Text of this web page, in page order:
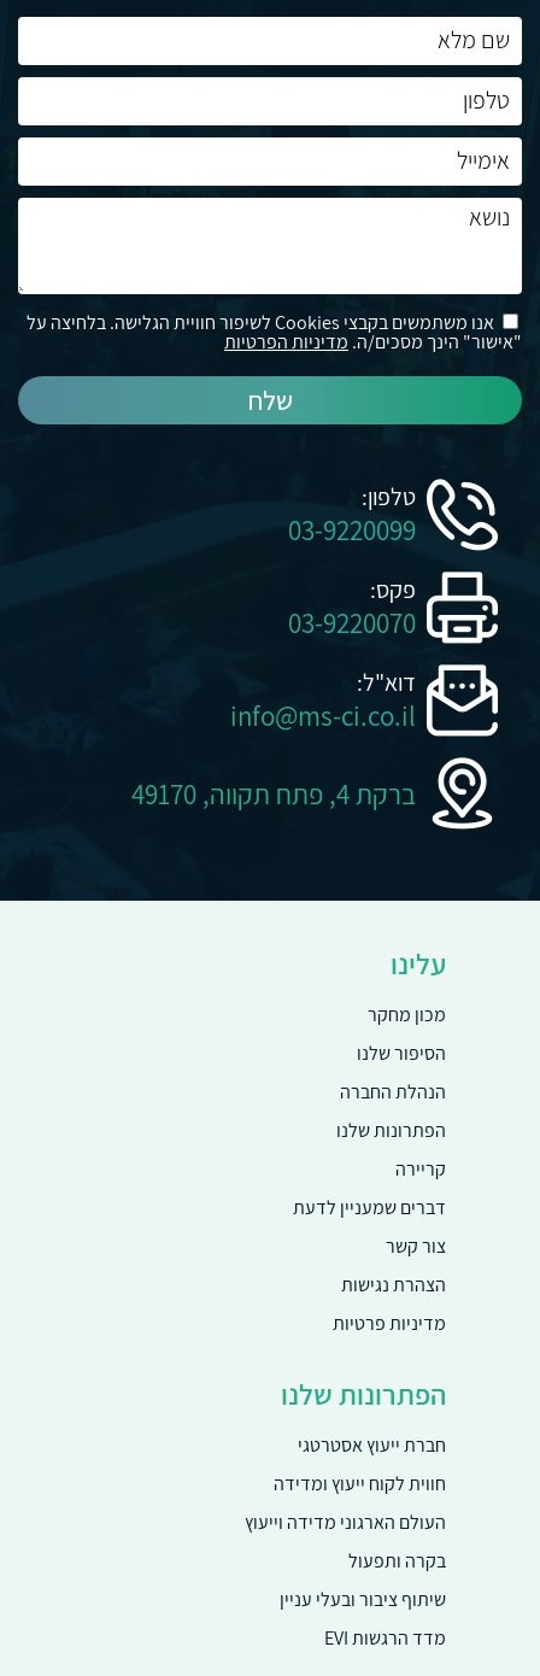
אנו משתמשים בקבצי Cookies לשיפור חוויית הגלישה. בלחיצה על
"אישור" הינך מסכים/ה. מדיניות הפרטיות
טלפון:
03-9220099
פקס:
03-9220070
info@ms-ci.co.il
ברקת 4, פתח תקווה, 49170
עלינו
מכון מחקר
הסיפור שלנו
הנהלת החברה
הפתרונות שלנו
קריירה
דברים שמעניין לדעת
צור קשר
הצהרת נגישות
מדיניות פרטיות
הפתרונות שלנו
חברת ייעוץ אסטרטגי
חווית לקוח ייעוץ ומדידה
העולם הארגוני מדידה וייעוץ
בקרה ותפעול
שיתוף ציבור ובעלי עניין
מדד הרגשות EVI